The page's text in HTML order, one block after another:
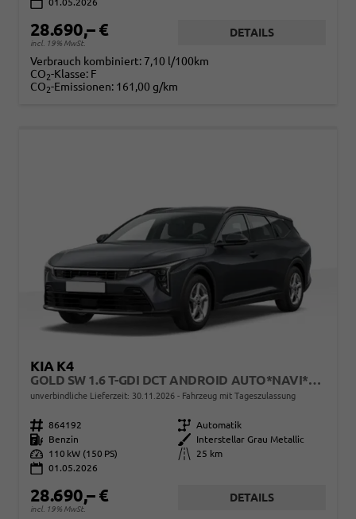
01.05.2026
28.690,– €
incl. 19% MwSt.
DETAILS
Verbrauch kombiniert: 7,10 l/100km
CO2-Klasse: F
CO2-Emissionen: 161,00 g/km
KIA K4
GOLD SW 1.6 T-GDI DCT ANDROID AUTO*NAVI*TOTWINKEL*SHZ*KAMERA*PRIVACYGLAS*ACC*KEYLESS*2Z KLIMAAUTO*
unverbindliche Lieferzeit: 30.11.2026 Fahrzeug mit Tageszulassung
Fahrzeugnr. 864192 Getriebe Automatik
Kraftstoff
Benzin Außenfarbe
Interstellar Grau Metallic
Leistung
110 kW (150 PS) Kilometerstand
25 km
01.05.2026
28.690,– €
incl. 19% MwSt.
DETAILS